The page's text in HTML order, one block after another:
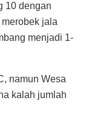
10 dengan
jala
menjadi 1-
namun Wesa
kalah jumlah